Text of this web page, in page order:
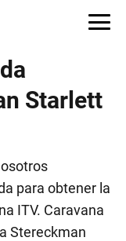
Starlett
para obtener la
ITV. Caravana
Stereckman